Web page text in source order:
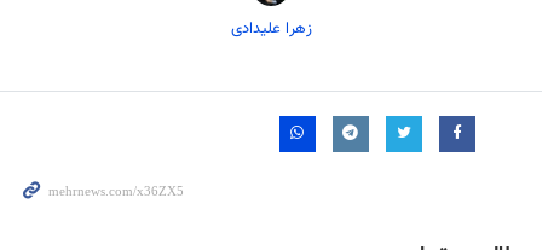
زهرا علیدادی